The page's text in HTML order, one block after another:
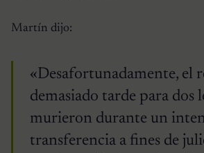
Martín dijo:
«Desafortunadamente, el
demasiado tarde para dos
murieron durante un
transferencia a fines de